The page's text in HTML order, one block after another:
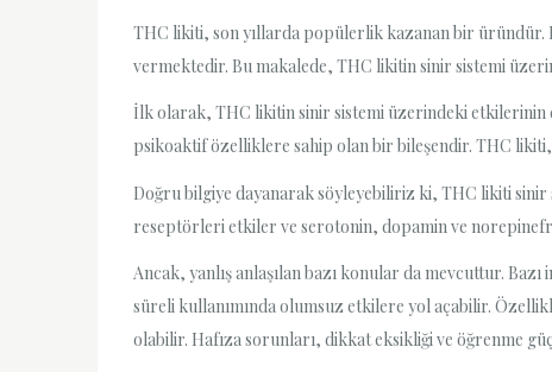
THC likiti, son yıllarda popülerlik kazanan bir üründür.
vermektedir. Bu makalede, THC likitin sinir sistemi
İlk olarak, THC likitin sinir sistemi üzerindeki etkilerinin
psikoaktif özelliklere sahip olan bir bileşendir. THC
Doğru bilgiye dayanarak söyleyebiliriz ki, THC likiti
reseptörleri etkiler ve serotonin, dopamin ve
Ancak, yanlış anlaşılan bazı konular da mevcuttur.
süreli kullanımında olumsuz etkilere yol açabilir.
olabilir. Hafıza sorunları, dikkat eksikliği ve öğrenme